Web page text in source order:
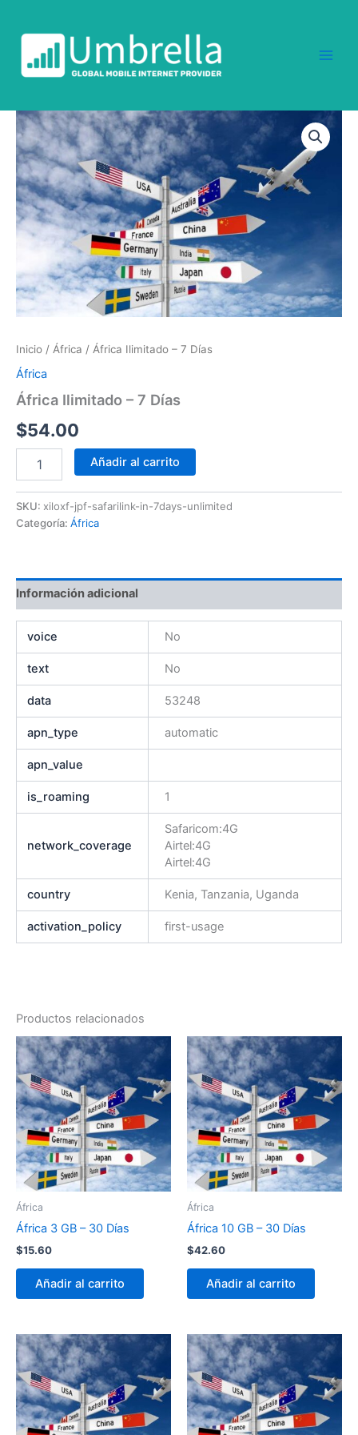
contenido
Inicio / África / África Ilimitado – 7 Días
África
África Ilimitado – 7 Días
$54.00
África
Ilimitado
-
7
Días
cantidad
Añadir al carrito
SKU: xiloxf-jpf-safarilink-in-7days-unlimited
Categoría: África
Información adicional
voice No
text No
data 53248
apn_type automatic
apn_value
is_roaming 1
network_coverage
Safaricom:4G
Airtel:4G
Airtel:4G
country Kenia, Tanzania, Uganda
activation_policy first-usage
Productos relacionados
África
África 3 GB – 30 Días
$15.60
Añadir al carrito
África
África 10 GB – 30 Días
$42.60
Añadir al carrito